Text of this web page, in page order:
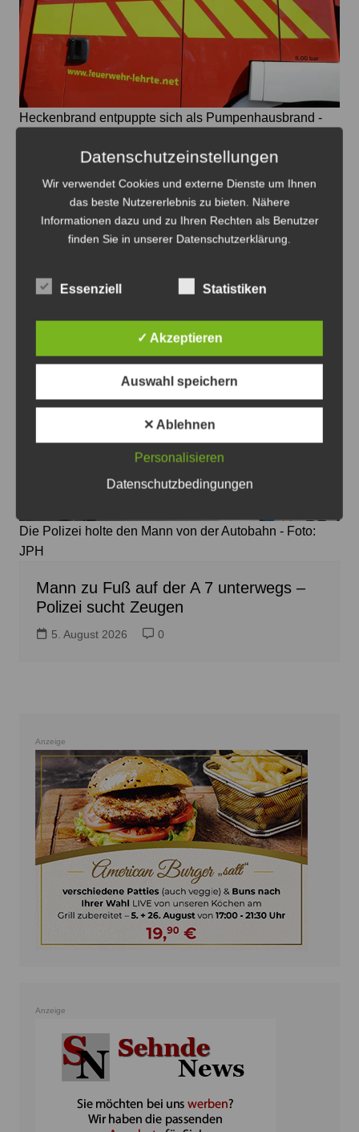
Heckenbrand entpuppte sich als Pumpenhausbrand -
wirkungsvolles Eingreifen der Bewohner
6. August 2026 0
Die Polizei holte den Mann von der Autobahn - Foto:
JPH
Mann zu Fuß auf der A 7 unterwegs –
Polizei sucht Zeugen
5. August 2026 0
Anzeige
Anzeige
Datenschutzeinstellungen
Wir verwendet Cookies und externe Dienste um Ihnen
das beste Nutzererlebnis zu bieten. Nähere
Informationen dazu und zu Ihren Rechten als Benutzer
finden Sie in unserer Datenschutzerklärung.
Essenziell Statistiken
✓ Akzeptieren
Auswahl speichern
✕ Ablehnen
Personalisieren
Datenschutzbedingungen